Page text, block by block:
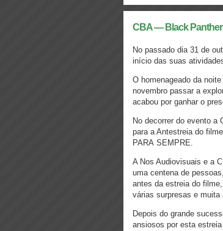
CBA — Black
No passado dia 31 de
início das suas
O homenageado da
novembro passar a
acabou por ganhar o
No decorrer do evento a
para a Antestreia do
PARA SEMPRE.
A Nos Audiovisuais e a
uma centena de
antes da estreia do
várias surpresas e muita
Depois do grande
ansiosos por esta